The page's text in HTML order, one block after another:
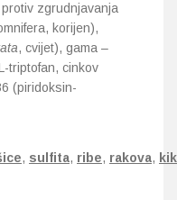
zgrudnjavanja
korijen),
, cvijet), gama –
triptofan, cinkov
(piridoksin-
, sulfita, ribe, rakova,